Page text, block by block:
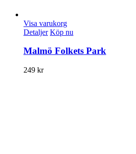
Visa varukorg
Detaljer Köp nu
Malmö Folkets Park
249 kr